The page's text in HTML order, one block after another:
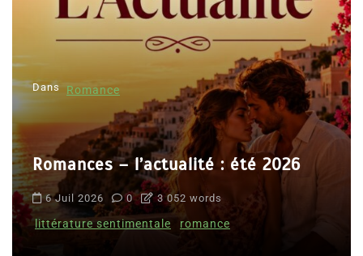
Dans Romance
Romances – l’actualité : été 2026
6 Juil 2026 0 3 052 words
littérature sentimentale romance